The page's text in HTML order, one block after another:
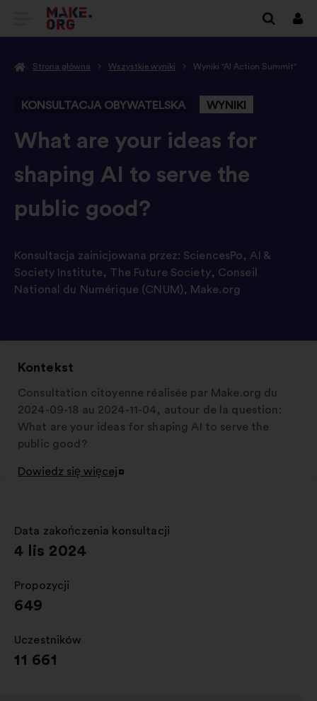
IDŹ
STRONY
GŁÓWNEJ
MAKE.ORG
się
Strona główna Wszystkie wyniki Wyniki "AI Action Summit"
KONSULTACJA OBYWATELSKA WYNIKI
-
What are your ideas for
shaping AI to serve the
public good?
Konsultacja zainicjowana przez: SciencesPo, AI &
Society Institute, The Future Society, Conseil
National du Numérique (CNUM), Make.org
Kontekst
Consultation citoyenne réalisée par Make.org du
2024-09-18 au 2024-11-04, autour de la question:
What are your ideas for shaping AI to serve the
public good?
Dowiedz się więcej
Otwieranie
zakładce
Data zakończenia konsultacji
:
4 lis 2024
Propozycji
:
649
Uczestników
:
11 661